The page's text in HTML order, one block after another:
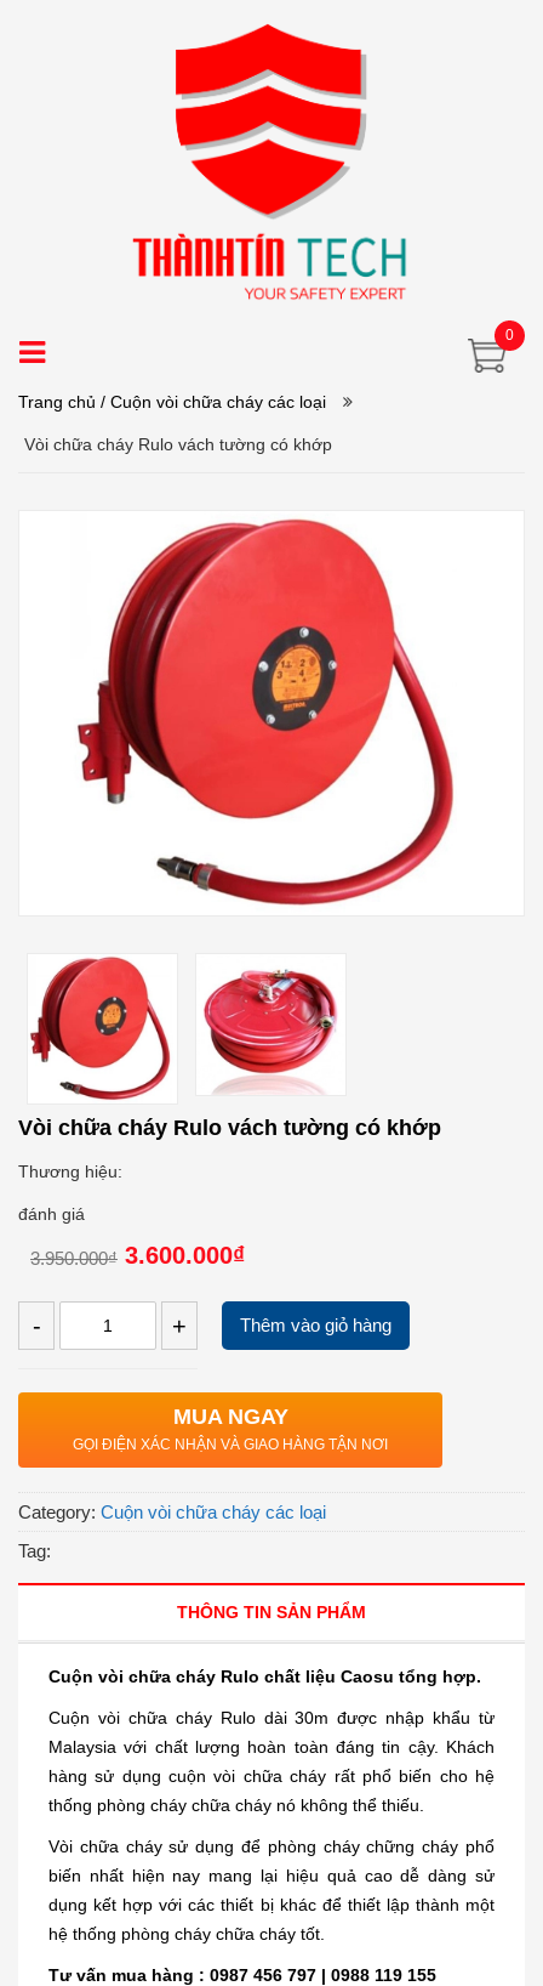
0
Trang chủ / Cuộn vòi chữa cháy các loại
Vòi chữa cháy Rulo vách tường có khớp
Vòi chữa cháy Rulo vách tường có khớp
Thương hiệu:
đánh giá
3.950.000₫ 3.600.000₫
- + Thêm vào giỏ hàng
MUA NGAY
GỌI ĐIỆN XÁC NHẬN VÀ GIAO HÀNG TẬN NƠI
Category: Cuộn vòi chữa cháy các loại
Tag:
THÔNG TIN SẢN PHẨM
Cuộn vòi chữa cháy Rulo chất liệu Caosu tổng hợp.
Cuộn vòi chữa cháy Rulo dài 30m được nhập khẩu từ
Malaysia với chất lượng hoàn toàn đáng tin cậy. Khách
hàng sử dụng cuộn vòi chữa cháy rất phổ biến cho hệ
thống phòng cháy chữa cháy nó không thể thiếu.
Vòi chữa cháy sử dụng để phòng cháy chững cháy phổ
biến nhất hiện nay mang lại hiệu quả cao dễ dàng sử
dụng kết hợp với các thiết bị khác để thiết lập thành một
hệ thống phòng cháy chữa cháy tốt.
Tư vấn mua hàng : 0987 456 797 | 0988 119 155